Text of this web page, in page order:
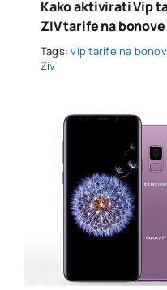
Kako aktivirati Vip
ZIV tarife na bonove
Tags:vip tarife na
Ziv